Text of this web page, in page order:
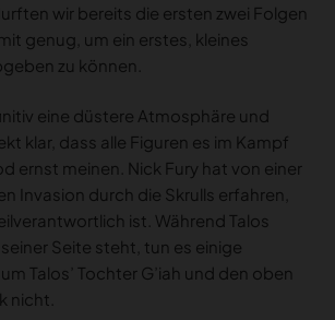
wir bereits die ersten zwei Folgen
genug, um ein erstes, kleines
zu können.
eine düstere Atmosphäre und
klar, dass alle Figuren es im Kampf
ernst meinen. Nick Fury hat von einer
Invasion durch die Skrulls erfahren,
ist. Während Talos
Seite steht, tun es einige
Talos’ Tochter G’iah und den oben
nicht.